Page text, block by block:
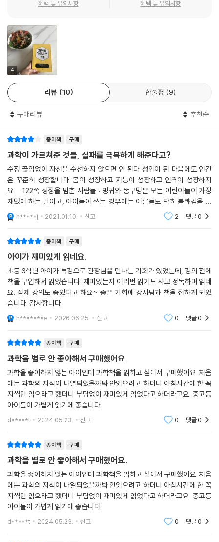
의 시계를 39마이크로초 뒤로 돌려놓으면 되거든요. 그러면 지표면의 시
는 매일 목격하고 있는 거예요. --- p.90
카스테라 하나에 식용유를 700밀리리터나 사용하면 카스테라 가격을 맞
출 수가 없습니다. 카스테라 값보다 식용유 값이 더 든다? 당연히 의심해봐
야 했습니다. 물리학적으로도 말이 안 됩니다. 식용유 700밀리리터를 써
서 500그램짜리 빵이 나온다면 중학교 때 배운 질량보존의 법칙은 갖다
버려야 합니다! --- p.95~96
어른들 말씀을 듣지 않고 아프리카를 탈출합니다. 약 7만 2천 년 전의 일입
퍼져 나갔습니다. --- p.116
새는 비행을 위해 몸을 가볍게 하면서도 뇌는 최대한 크게 유지했습니다.
비행술을 익혀야 하기 때문입니다. 빽빽한 나무 사이를 쏜살같이 날아다니
기 위해서는 신경계와 운동계를 정교하게 조절해야 합니다. 그렇습니다.
새들은 비행을 위해 똑똑해졌습니다. --- p.125
이렇게 작고 보잘것없는 천체인 달도 지구 생명체의 등장에 결정적인 역할
을 했습니다. 달이 없으면 지구에 생명체도 없었습니다. 이유는 한 가지, 바
로 지구와 가까이 있기 때문입니다. --- p.141
코르티솔은 흔히 ‘스트레스 호르몬’으로 통합니다. 신경계를 흥분시켜서
혈압을 올리고 호흡을 가쁘게 만듭니다. 스트레스 쌓이는 이야기를 하다보
면 코르티솔이 분비될 수밖에 없습니다. 그런데 자연은 쓸데없는 일을 하
지 않습니다. 코르티솔이 나와야 상한 몸과 마음이 회복됩니다. --- p.152
게르마늄에서 원적외선이 나오기는 합니다. 하지만 그 에너지는 우리 피부
를 0.2밀리미터밖에 침투하지 못합니다. 차라리 뜨거운 물주머니를 안고
자는 게 더 좋습니다. --- p.177
왜 허젠쿠이 같은 과학자가 등장했을까요? 우리의 가슴 속에 숨겨져 있는
욕망을 읽었기 때문입니다. 크리스퍼 유전자 가위를 이용해서 유전자를 편
집하면 정우성의 외모에 손흥민의 축구 실력 그리고 유재석의 예능감이 있
현대 생물학은 그렇지 않다고 분명하게 말하고 있습니다. 유전자가 모든
지구에서 이산화탄소를 가장 많이 소비하고 산소를 가장 많이 생산하는 생
물은 바다에 살고 있는 식물성 플랑크톤입니다. 바다 속의 식물성 플랑크
톤이 자라기 위해서는 철 성분이 꼭 필요합니다. 하지만 바닷물에는 철이
부족해요. 플랑크톤을 살려주는 게 바로 고래입니다. 고래는 온 지구 바다
를 누비면서 똥을 누거든요. 고래 똥에는 철 성분이 많이 들어 있습니다. --
쪽). 반면 우리나라의 연구개발 성공률이 무려 95%가 넘는다는 사실을 안
타까워한다. 우리나라 과학자들은 치열한 경쟁에서 살아남기 위해 성공할
수밖에 없는 주제를 연구한다는 것이다. 이공계 박사의 75%가 비정규직
으로 사회생활을 시작하는데 어떻게 모험적인 연구를 할 수 있겠냐고 묻는
다. 저자는 쓸데없는 것을 잔뜩 연구해야 ‘새로운 것’이 나온다고 힘주어 말
한다. 우리에게는 쓸데없는 일을 거듭하는 경험이 필요하고, 쓸모 없는 일
을 용인해주는 사회가 필요하다(72쪽). 어차피 인생에는 실패라는 무수히
패를 두려워하지 말라고 조언한다. 수천 개의 관측기기, 수백억짜리 슈퍼
틀리는 게 당연하다는 것이 저자의 조언이다.
둘째, 의심하고 질문하는 태도다. 저자는 믿는 것은 쉽지만, 의심하고 또 의
심하기란 힘들다고 말한다. 메신저(부모님, 선생님, 선배 등등)가 좋고, 메
시지가 좋을 경우에 특히 그렇다. 하지만 권위를 의심하고, 스승의 그림자
를 마구마구 밟으라고 독려한다(32쪽). 나만의 ‘질문’을 만들어 세상이라
는 강 위에 놓고 징검다리 삼아 총총 밟고 건너라고 권유한다. 세상을 바꾼
것은 부모 말 지지리도 안 듣는 사고뭉치들이라는 게 저자의 지론이다. 당
면한 위기를 자기만의 모험심, 호기심, 개방성으로 돌파해내려 한 사람, 동
진력으로 극복하는 과정이 어떤 의미를 지녔는지 설득한다.
나를 괴롭히는 문제들을 측정해보니
저자는 측정, 실험과 관찰, 검증 등 과학적 방법을 우리 삶에 적용할 것을
권한다. 참새조차도 ‘관찰’을 통해 허수아비나 맹금류 모양의 연 따위가 위
협이 안 된다는 걸 알아차리고 황금 들녘의 익어가는 벼를 편안하게 쪼아
먹는다. 참새는 불필요한 일을 걱정하지 않기 때문이고, 삶에 방해가 되는
반면 매년 인간의 뛰어난 상상력을 겨냥한 괴담, 음모론이 바이러스처럼
퍼져나간다. 빵이 아니라 식용유를 떠먹는 수준이라는 대왕 카스테라, 독
이 들어 있다는 백신 주사, 살충제 범벅이라는 달걀 등 과장되거나 악의적
인 소문 때문에 무고한 이들이 불편을 겪고 생계의 터전을 잃기도 한다. 저
자는 중학교 때 배운 질량보존의 법칙만 떠올렸어도 식용유를 700ml나
들이부었는데 겨우 500g짜리 카스테라가 나온다고 주장하는 방송이 전
파를 타지는 못했을 거라고 말한다(95~96쪽). 수백만 명의 영아들에게
비소가 들어간 백신 주사를 접종했다는 자극적인 스토리가 입에서 입으로
적 사실은 잊혀진다(98쪽).
과학계에서는 어떤 주장을 하려면 지난한 검증을 각오해야 한다. 자신의
주장을 사실로 인정받으려면 데이터를 공유하고 관찰, 실험 방법을 낱낱이
공개해야 하며 교차 검증을 받아야 한다. 이러한 과학적 사고는 우리를 불
안하게 하는 문제가 정말 문제가 되는 것인지 계산해보고, 탐색하고, 해결
함으로써 효능감과 안정감을 찾도록 도울 것이다.
혜택 및 유의사항 혜택 및 유의사항
4
리뷰 10 한줄평 9
구매리뷰 추천순
종이책 구매
과학이 가르쳐준 것들, 실패를 극복하게 해준다고?
수정 끊임없이 자신을 수선하지 않으면 안 된다 성인이 된 다음에도 인간
은 꾸준히 성장합니다. 몸이 성장하고 지능이 성장하고 인격이 성장하지
요. 122쪽 성장을 멈춘 사람들 : 방귀와 똥구멍은 모든 어린이들이 가장
재밌어 하는 말이고, 아이들이 쓰는 경우에는 어른들도 닥히 불쾌감을 느
끼지 않거든요. 하지만 이 말을 어른들끼리 스면 큰일이 납니다. 완전 욕
이거든요.
h*****j 2021.01.10. 신고 2 댓글0
종이책 구매
아이가 재미있게 읽네요.
초등 6학년 아이가 특강으로 관장님을 만나는 기회가 있었는데, 강의 전에
책을 구입해서 읽었습니다. 재미있는지 여러번 읽기도 사고 정독하며 읽네
요. 실제 강의도 좋았다고 해요~ 좋은 기회에 강사님과 책을 접하게 되었
습니다. 감사합니다.
h*******e 2026.06.25. 신고 0 댓글0
종이책 구매
과학을 별로 안 좋아해서 구매했어요.
과학을 좋아하지 않는 아이인데 과학책을 읽히고 싶어서 구매했어요. 처음
에는 과학의 지식이 나열되었을까봐 안읽으려고 하더니 아침시간에 한 꼭
지씩만 읽으라고 했더니 부담없이 재미있게 읽었다고 하더라고요. 중고등
아이들이 가볍게 읽기에 좋습니다.
d*****t 2024.05.23. 신고 0 댓글0
종이책 구매
과학을 별로 안 좋아해서 구매했어요.
과학을 좋아하지 않는 아이인데 과학책을 읽히고 싶어서 구매했어요. 처음
에는 과학의 지식이 나열되었을까봐 안읽으려고 하더니 아침시간에 한 꼭
지씩만 읽으라고 했더니 부담없이 재미있게 읽었다고 하더라고요. 중고등
아이들이 가볍게 읽기에 좋습니다.
d*****t 2024.05.23. 신고 0 댓글0